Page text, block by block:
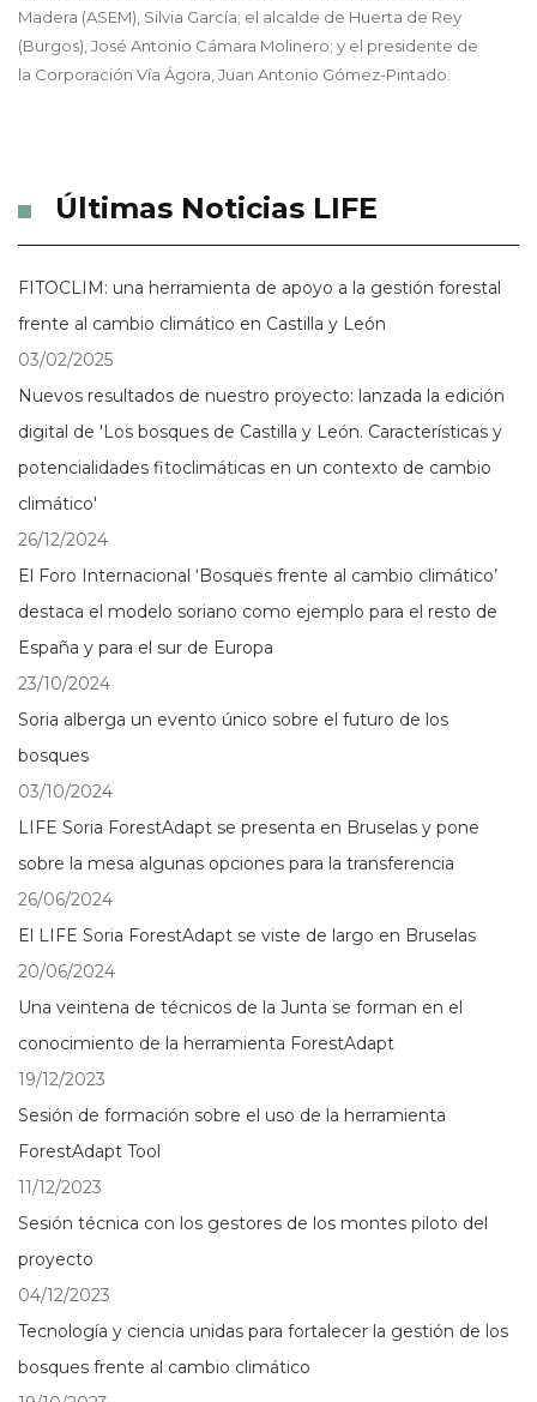
Madera (ASEM), Silvia García; el alcalde de Huerta de Rey
(Burgos), José Antonio Cámara Molinero; y el presidente de
la Corporación Vía Ágora, Juan Antonio Gómez-Pintado.
Últimas Noticias LIFE
FITOCLIM: una herramienta de apoyo a la gestión forestal
frente al cambio climático en Castilla y León
03/02/2025
Nuevos resultados de nuestro proyecto: lanzada la edición
digital de 'Los bosques de Castilla y León. Características y
potencialidades fitoclimáticas en un contexto de cambio
climático'
26/12/2024
El Foro Internacional ‘Bosques frente al cambio climático’
destaca el modelo soriano como ejemplo para el resto de
España y para el sur de Europa
23/10/2024
Soria alberga un evento único sobre el futuro de los
bosques
03/10/2024
LIFE Soria ForestAdapt se presenta en Bruselas y pone
sobre la mesa algunas opciones para la transferencia
26/06/2024
El LIFE Soria ForestAdapt se viste de largo en Bruselas
20/06/2024
Una veintena de técnicos de la Junta se forman en el
conocimiento de la herramienta ForestAdapt
19/12/2023
Sesión de formación sobre el uso de la herramienta
ForestAdapt Tool
11/12/2023
Sesión técnica con los gestores de los montes piloto del
proyecto
04/12/2023
Tecnología y ciencia unidas para fortalecer la gestión de los
bosques frente al cambio climático